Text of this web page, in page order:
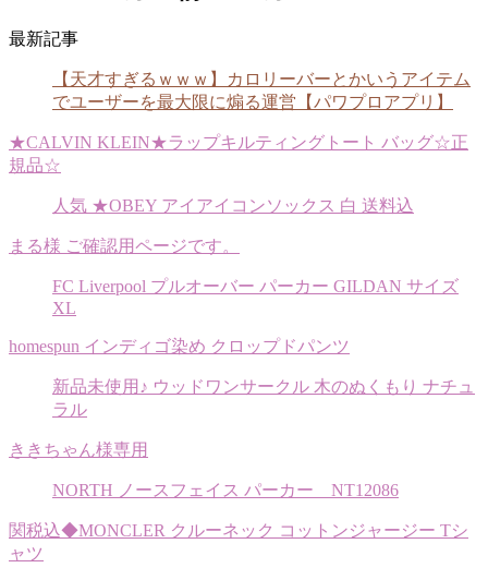
最新記事
【天才すぎるｗｗｗ】カロリーバーとかいうアイテム
でユーザーを最大限に煽る運営【パワプロアプリ】
★CALVIN KLEIN★ラップキルティングトート バッグ☆正
規品☆
人気 ★OBEY アイアイコンソックス 白 送料込
まる様 ご確認用ページです。
FC Liverpool プルオーバー パーカー GILDAN サイズ
XL
homespun インディゴ染め クロップドパンツ
新品未使用♪ ウッドワンサークル 木のぬくもり ナチュ
ラル
ききちゃん様専用
NORTH ノースフェイス パーカー NT12086
関税込◆MONCLER クルーネック コットンジャージー Tシ
ャツ